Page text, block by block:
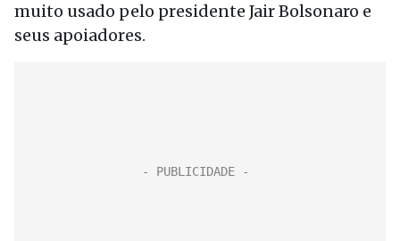
muito usado pelo presidente Jair Bolsonaro e
seus apoiadores.